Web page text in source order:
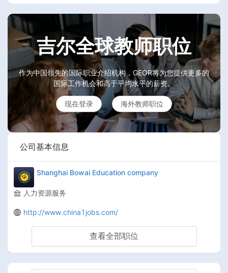
吉尔全球教师职位
作为中国领先的国际职业介绍机构，GEOR将为您提供更多的
国际工作机会和高于平均水平的薪资。
现在登录 海外教师职位
公司基本信息
Shanghai Bowai Education company
人力资源服务
http://www.china1jobs.com/
查看全部职位